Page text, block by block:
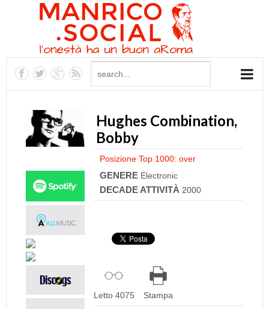
Hughes Combination,
Bobby
Posizione Top 1000: over
GENERE Electronic
DECADE ATTIVITÀ 2000
Letto 4075 Stampa